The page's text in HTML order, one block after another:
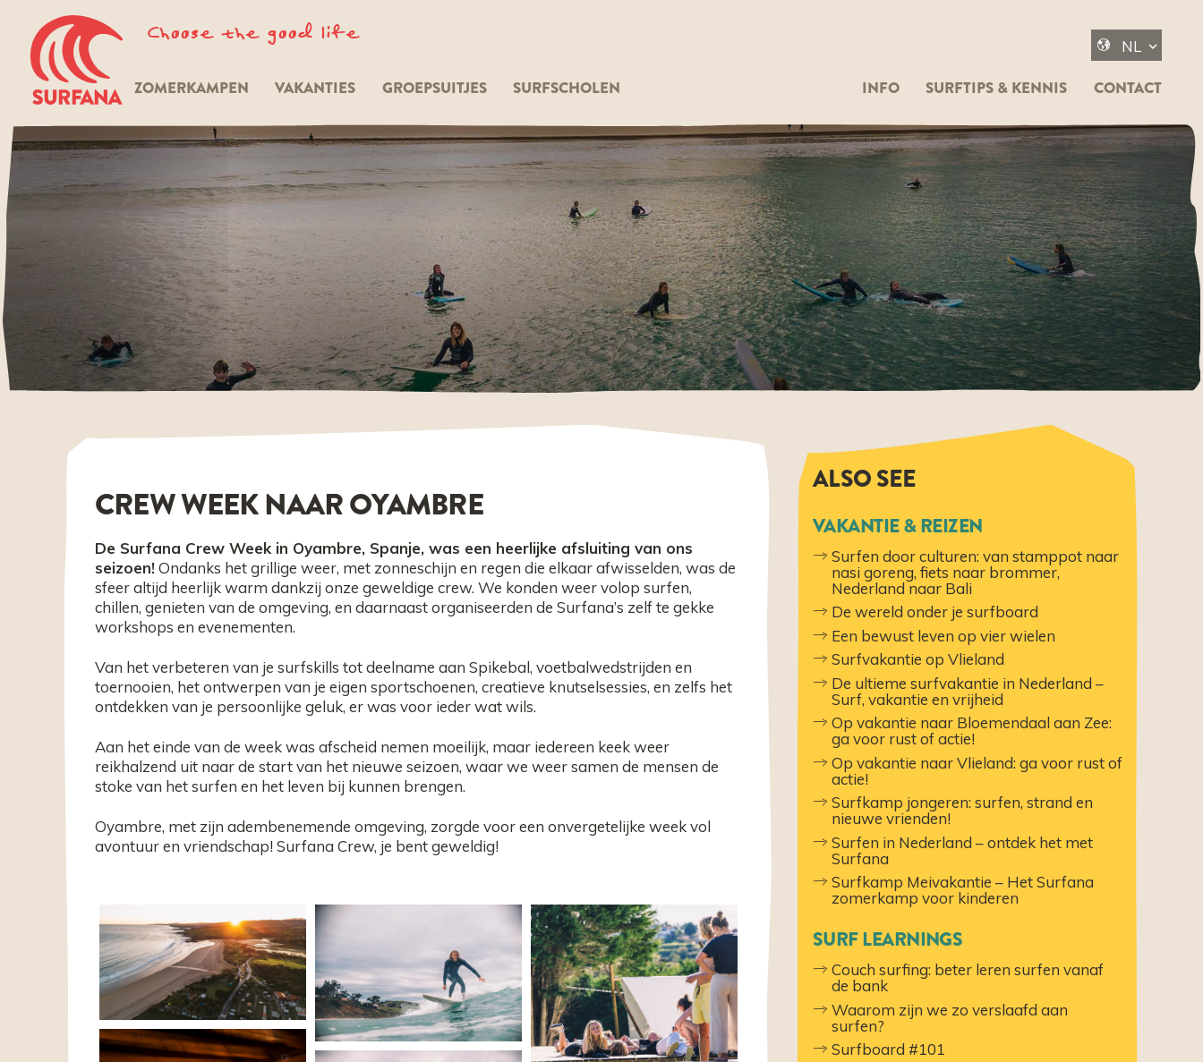
Choose the good life
ZOMERKAMPEN VAKANTIES GROEPSUITJES SURFSCHOLEN INFO SURFTIPS & KENNIS CONTACT
CREW WEEK NAAR OYAMBRE
De Surfana Crew Week in Oyambre, Spanje, was een heerlijke afsluiting van ons
seizoen!Ondanks het grillige weer, met zonneschijn en regen die elkaar afwisselden, was de
sfeer altijd heerlijk warm dankzij onze geweldige crew. We konden weer volop surfen,
chillen, genieten van de omgeving, en daarnaast organiseerden de Surfana’s zelf te gekke
workshops en evenementen.
Van het verbeteren van je surfskills tot deelname aan Spikebal, voetbalwedstrijden en
toernooien, het ontwerpen van je eigen sportschoenen, creatieve knutselsessies, en zelfs het
ontdekken van je persoonlijke geluk, er was voor ieder wat wils.
Aan het einde van de week was afscheid nemen moeilijk, maar iedereen keek weer
reikhalzend uit naar de start van het nieuwe seizoen, waar we weer samen de mensen de
stoke van het surfen en het leven bij kunnen brengen.
Oyambre, met zijn adembenemende omgeving, zorgde voor een onvergetelijke week vol
avontuur en vriendschap! Surfana Crew, je bent geweldig!
ALSO SEE
VAKANTIE & REIZEN
Surfen door culturen: van stamppot naar
nasi goreng, fiets naar brommer,
Nederland naar Bali
De wereld onder je surfboard
Een bewust leven op vier wielen
Surfvakantie op Vlieland
De ultieme surfvakantie in Nederland –
Surf, vakantie en vrijheid
​​Op vakantie naar Bloemendaal aan Zee:
ga voor rust of actie!
​​Op vakantie naar Vlieland: ga voor rust of
actie!
Surfkamp jongeren: surfen, strand en
nieuwe vrienden!
Surfen in Nederland – ontdek het met
Surfana
Surfkamp Meivakantie – Het Surfana
zomerkamp voor kinderen
SURF LEARNINGS
Couch surfing: beter leren surfen vanaf
de bank
Waarom zijn we zo verslaafd aan
surfen?
Surfboard #101